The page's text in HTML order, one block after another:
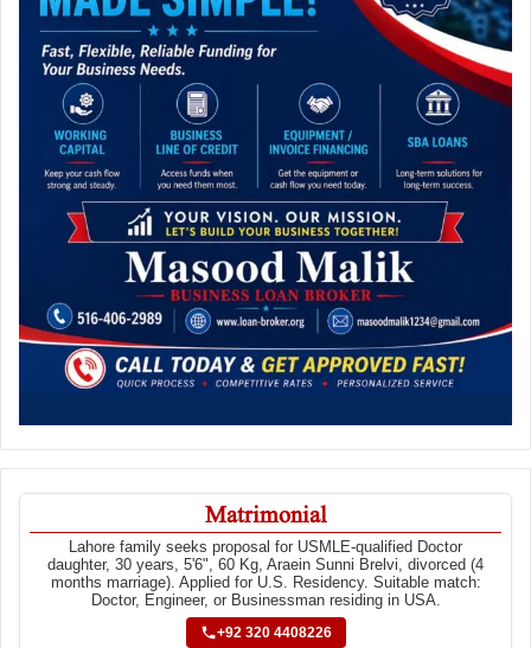
Matrimonial
Lahore family seeks proposal for USMLE-qualified Doctor
daughter, 30 years, 5'6", 60 Kg, Araein Sunni Brelvi, divorced (4
months marriage). Applied for U.S. Residency. Suitable match:
Doctor, Engineer, or Businessman residing in USA.
+92 320 4408226